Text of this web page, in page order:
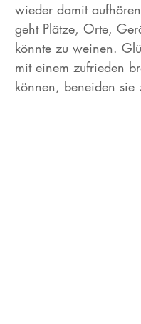
wieder damit
geht Plätze, Orte,
könnte zu weinen.
mit einem zufrieden
können, beneiden sie